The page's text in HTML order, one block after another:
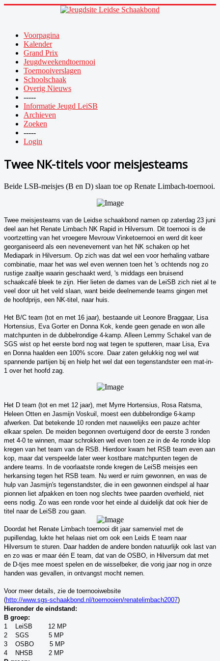
Voorpagina
Kalender
Grand Prix
Jeugdweekendtoernooi
Toernooiverslagen
Schoolschaak
Overig Nieuws
-----
Informatie Jeugd LeiSB
Archieven
Zoeken
-----
Login
Twee NK-titels voor meisjesteams
Beide LSB-meisjes (B en D) slaan toe op Renate Limbach-toernooi.
Twee meisjesteams van de Leidse schaakbond namen op zaterdag 23 juni
deel aan het Renate Limbach NK Rapid in Hilversum. Dit toernooi is de
voortzetting van het vroegere Mevrouw Vinketoernooi en werd dit keer
georganiseerd als een nevenevement van het NK schaken op het
Mediapark in Hilversum. Op zich was dat wel een voor herhaling vatbare
combinatie, maar het was wel even wennen toen het 's ochtends nog zo
rustige zaaltje waarin geschaakt werd, 's middags een bruisend
schaakcafé bleek te zijn.
Hier lieten de dames van de LeiSB zich niet al te
veel door uit het veld slaan, want beide deelnemende teams gingen met
de hoofdprijs, een NK-titel, naar huis
Het B/C team (tot en met 16 jaar), bestaande uit Leonore Braggaar, Lisa
Hortensius, Eva Gorter en Donna Kok, kende geen genade en won alle
matchpunten in de dubbelrondige 4-kamp. Alleen Lemmy Schakel van de
SGS wist op het eerste bord nog wat tegen te sputteren, maar Lisa, Eva
en Donna haalden een 100% score. Daar zaten gelukkig nog wel wat
spannende partijen bij en hielp het wel dat een tegenstandster een mat-in-
1 over het hoofd zag.
Het D team (tot en met 12 jaar), met Myrre Hortensius, Rosa Ratsma,
Heleen Otten en Jasmijn Voskuil, moest een dubbelrondige 6-kamp
afwerken. Dat betekende 10 ronden met nauwelijks een pauze achter
elkaar spelen. De meiden begonnen overtuigend door de eerste 3 ronden
met 4-0 te winnen, maar schrokken wel even toen ze in de 4e ronde klop
kregen van het team van de RSB. Hierdoor kwam het RSB team even aan
kop, maar dat verspeelde later weer kostbare matchpunten tegen de
andere teams. In de voorlaatste ronde kregen de LeiSB meisjes een
herkansing tegen het RSB team. Nu werd er ruim gewonnen, en was de
hulp van Jasmijn's tegenstandster, die in een gewonnen eindspel al haar
pionnen liet afpakken en toen nog slechts twee paarden overhield, niet
eens nodig. Zo was een ronde voor het einde al duidelijk dat ook hier de
titel naar de LeiSB zou gaan.
Doordat het Renate Limbach toernooi dit jaar samenviel met de
pupillendag, lukte het helaas niet om ook een Leids E team naar
Hilversum te sturen. Daar hadden de andere bonden natuurlijk ook last van
en zo was er maar één E team, dat van de OSBO, in Hilversum dat met
de D-tjes mee moest spelen en de wisselbeker, die vorig jaar nog in onze
handen was gevallen, in ontvangst mocht nemen.
Voor meer details, zie de toernooiwebsite
(http://www.sgs-schaakbond.nl/toernooien/renatelimbach2007)
Hieronder de eindstand:
B groep:
1 LeiSB 12 MP
2 SGS 5 MP
3 OSBO 5 MP
4 NHSB 2 MP